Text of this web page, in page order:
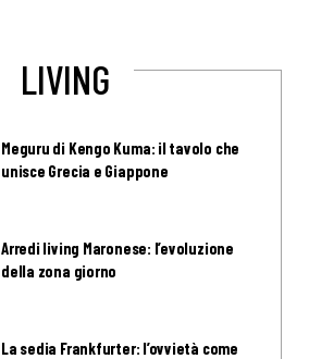
LIVING
Meguru di Kengo Kuma: il tavolo che
unisce Grecia e Giappone
Arredi living Maronese: l’evoluzione
della zona giorno
La sedia Frankfurter: l’ovvietà come